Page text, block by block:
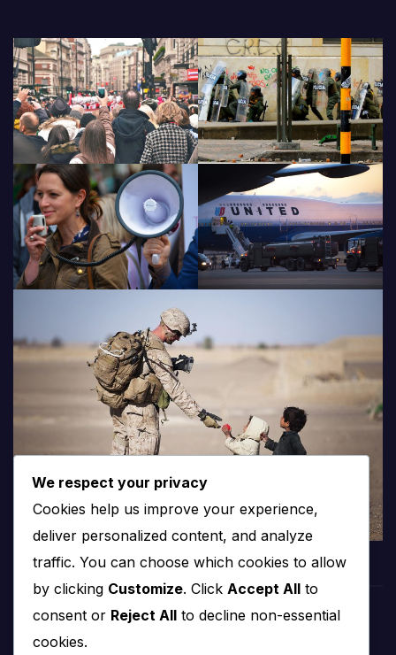
We respect your privacy
Cookies help us improve your experience,
deliver personalized content, and analyze
traffic. You can choose which cookies to allow
by clicking Customize. Click Accept All to
consent or Reject All to decline non-essential
cookies.